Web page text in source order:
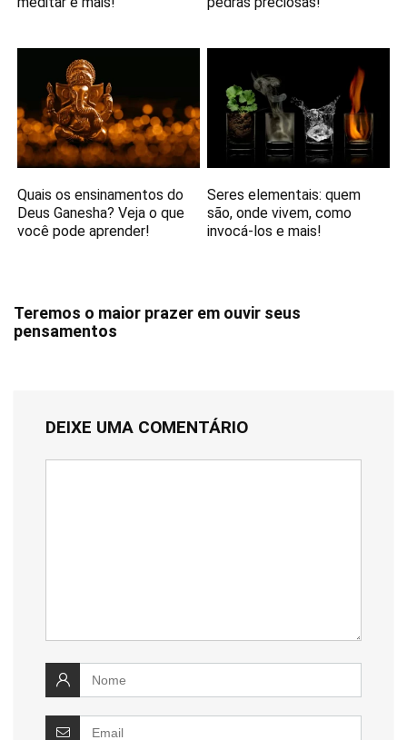
Quais os ensinamentos do
Deus Ganesha? Veja o que
você pode aprender!
Seres elementais: quem
são, onde vivem, como
invocá-los e mais!
Teremos o maior prazer em ouvir seus
pensamentos
DEIXE UMA COMENTÁRIO